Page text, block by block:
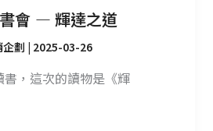
會 — 輝達之道
劃 | 2025-03-26
，這次的讀物是《輝